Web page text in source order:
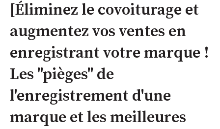
[Éliminez le covoiturage et
augmentez vos ventes en
enregistrant votre marque !
Les "pièges" de
l'enregistrement d'une
marque et les meilleures